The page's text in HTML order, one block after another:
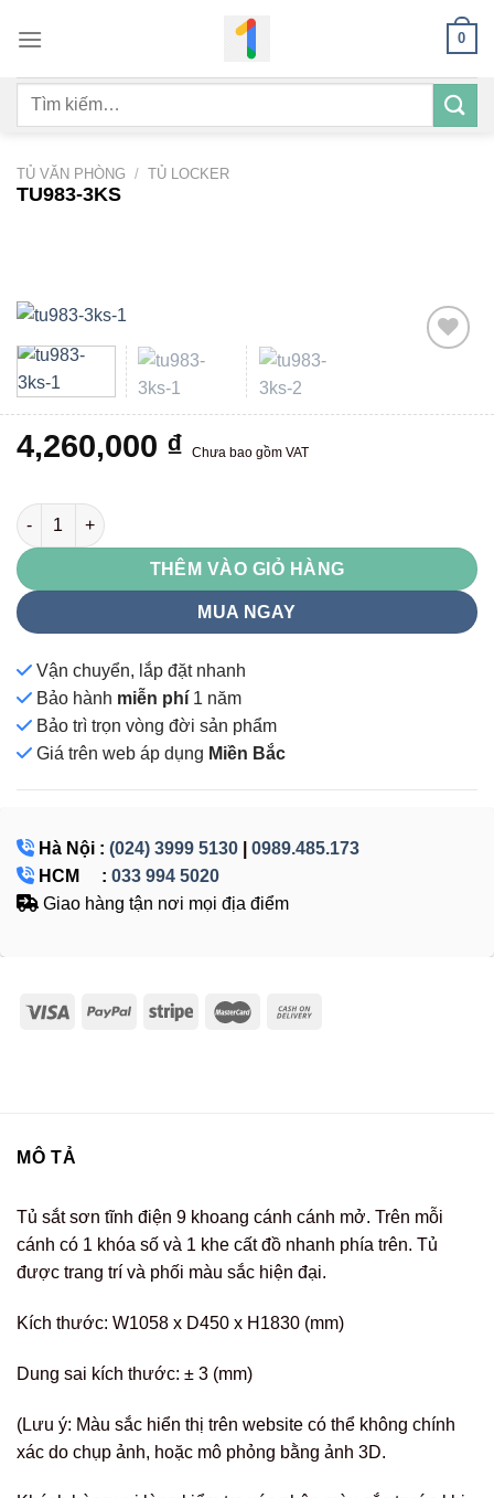
qua
dung
0
Tìm
TỦ VĂN PHÒNG / TỦ LOCKER
TU983-3KS
4,260,000 ₫ Chưa bao gồm VAT
TU983-3KS số lượng
THÊM VÀO GIỎ HÀNG
MUA NGAY
Vận chuyển, lắp đặt nhanh
Bảo hành miễn phí 1 năm
Bảo trì trọn vòng đời sản phẩm
Giá trên web áp dụng Miền Bắc
Hà Nội : (024) 3999 5130
0989.485.173
HCM : 033 994 5020
Giao hàng tận nơi mọi địa điểm
MÔ TẢ
Tủ sắt sơn tĩnh điện 9 khoang cánh cánh mở. Trên mỗi
cánh có 1 khóa số và 1 khe cất đồ nhanh phía trên. Tủ
được trang trí và phối màu sắc hiện đại.
Kích thước: W1058 x D450 x H1830 (mm)
Dung sai kích thước: ± 3 (mm)
(Lưu ý: Màu sắc hiển thị trên website có thể không chính
xác do chụp ảnh, hoặc mô phỏng bằng ảnh 3D.